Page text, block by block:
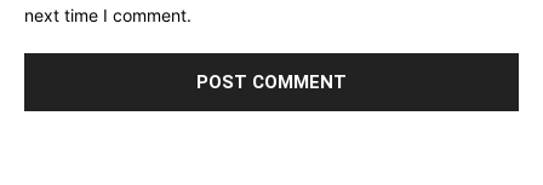
next time I comment.